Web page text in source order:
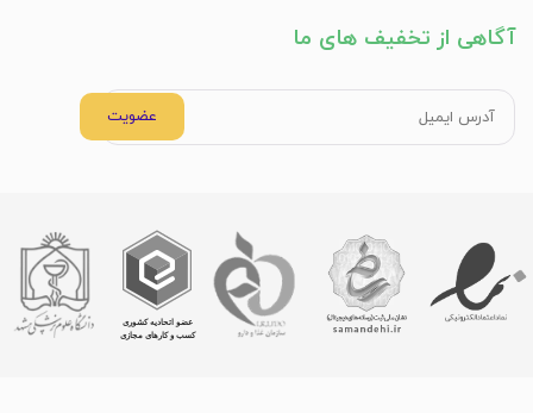
آگاهی از تخفیف های ما
عضویت